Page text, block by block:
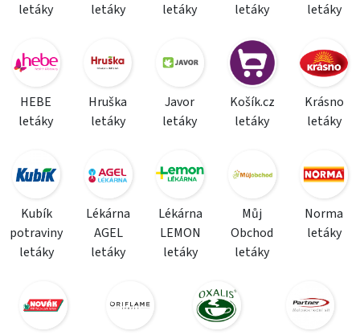
letáky
letáky
letáky
letáky
letáky
HEBE
letáky
Hruška
letáky
Javor
letáky
Košík.cz
letáky
Krásno
letáky
Kubík
potraviny
letáky
Lékárna
AGEL
letáky
Lékárna
LEMON
letáky
Můj
Obchod
letáky
Norma
letáky